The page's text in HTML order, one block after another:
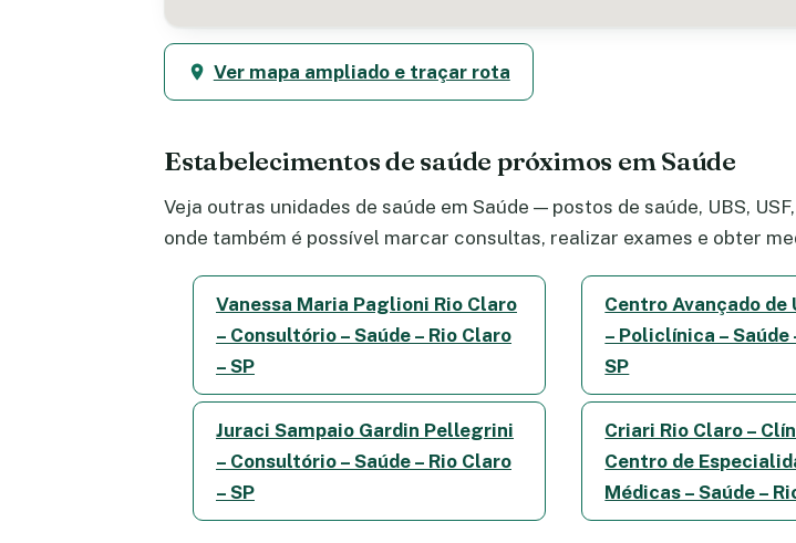
Ver mapa ampliado e traçar rota
Estabelecimentos de saúde próximos em Saúde
Veja outras unidades de saúde em Saúde — postos de saúde, UBS,
onde também é possível marcar consultas, realizar exames e obter
Vanessa Maria Paglioni Rio Claro
– Consultório – Saúde – Rio Claro
– SP
Centro Avançado
– Policlínica – Saúde
SP
Juraci Sampaio Gardin Pellegrini
– Consultório – Saúde – Rio Claro
– SP
Criari Rio Claro –
Centro de
Médicas – Saúde –